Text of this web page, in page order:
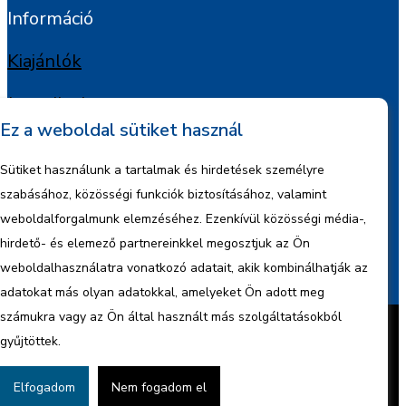
Információ
Kiajánlók
Jognyilatkozat
Adatkezelési tájékoztató
Céginformáció
Jelentések
Készítette:BonsAI HorizON Kft.
Minden jog fenntartva – 2026 © ENCO
Energy Kft.
Cookie tájékoztatóAdatvédelmi
Ez a weboldal sütiket használ
Sütiket használunk a tartalmak és hirdetések személyre
szabásához, közösségi funkciók biztosításához, valamint
weboldalforgalmunk elemzéséhez. Ezenkívül közösségi média-,
hirdető- és elemező partnereinkkel megosztjuk az Ön
weboldalhasználatra vonatkozó adatait, akik kombinálhatják az
adatokat más olyan adatokkal, amelyeket Ön adott meg
számukra vagy az Ön által használt más szolgáltatásokból
gyűjtöttek.
Elfogadom Nem fogadom el